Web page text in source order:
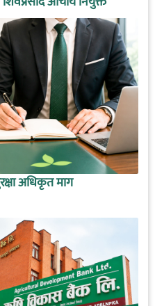
अधिकृत माग